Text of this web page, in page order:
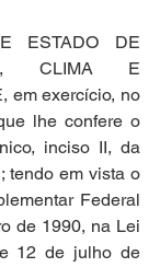
ESTADO DE
CLIMA E
em exercício, no
lhe confere o
inciso II, da
tendo em vista o
Federal
de 1990, na Lei
12 de julho de